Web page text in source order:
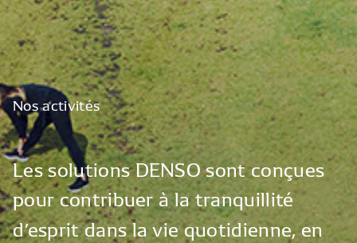
Nos activités
LessolutionsDENSOsontconçues
pourcontribuer àlatranquillité
d’espritdanslaviequotidienne,en